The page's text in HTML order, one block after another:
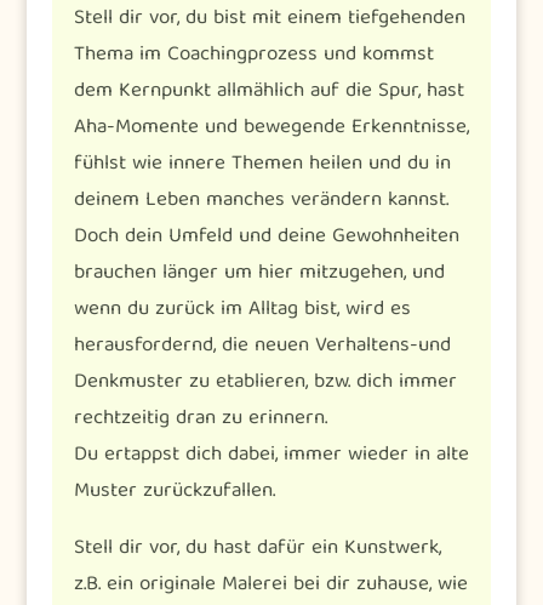
Stell dir vor, du bist mit einem tiefgehenden
Thema im Coachingprozess und kommst
dem Kernpunkt allmählich auf die Spur, hast
Aha-Momente und bewegende Erkenntnisse,
fühlst wie innere Themen heilen und du in
deinem Leben manches verändern kannst.
Doch dein Umfeld und deine Gewohnheiten
brauchen länger um hier mitzugehen, und
wenn du zurück im Alltag bist, wird es
herausfordernd, die neuen Verhaltens-und
Denkmuster zu etablieren, bzw. dich immer
rechtzeitig dran zu erinnern.
Du ertappst dich dabei, immer wieder in alte
Muster zurückzufallen.
Stell dir vor, du hast dafür ein Kunstwerk,
z.B. ein originale Malerei bei dir zuhause, wie